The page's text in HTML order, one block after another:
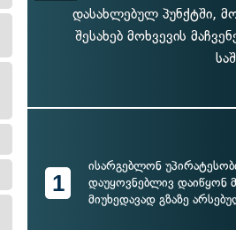
დასახლებულ პუნქტში,
შესახებ მოხვევის
1
ისარგებლონ
დაუყოვნებლივ დაიწყონ
მიუხედავად გზაზე